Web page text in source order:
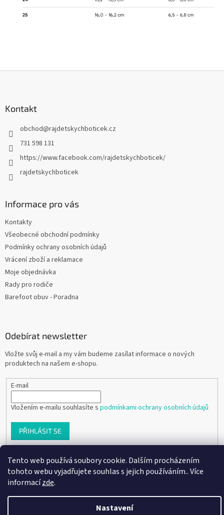
Tento web používá soubory cookie. Dalším procházením
tohoto webu vyjadřujete souhlas s jejich používáním.. Více
informacízde.
Nastavení
Kontakt
obchod@rajdetskychboticek.cz
731 598 131
https://www.facebook.com/rajdetskychboticek/
rajdetskychboticek
Informace pro vás
Kontakty
Všeobecné obchodní podmínky
Podmínky ochrany osobních údajů
Vrácení zboží a reklamace
Moje objednávka
Rady pro rodiče
Barefoot obuv - Poradna
Odebírat newsletter
Vložte svůj e-mail a my vám budeme zasílat informace o nových
produktech na našem e-shopu.
E-mail
Vložením e-mailu souhlasíte s podmínkami ochrany osobních údajů
PŘIHLÁSIT SE
Vytvořil Shoptet
Ráj dětských botiček. Všechna práva vyhrazena.